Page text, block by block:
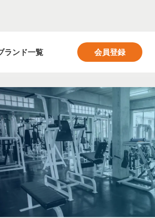
ランド一覧 会員登録